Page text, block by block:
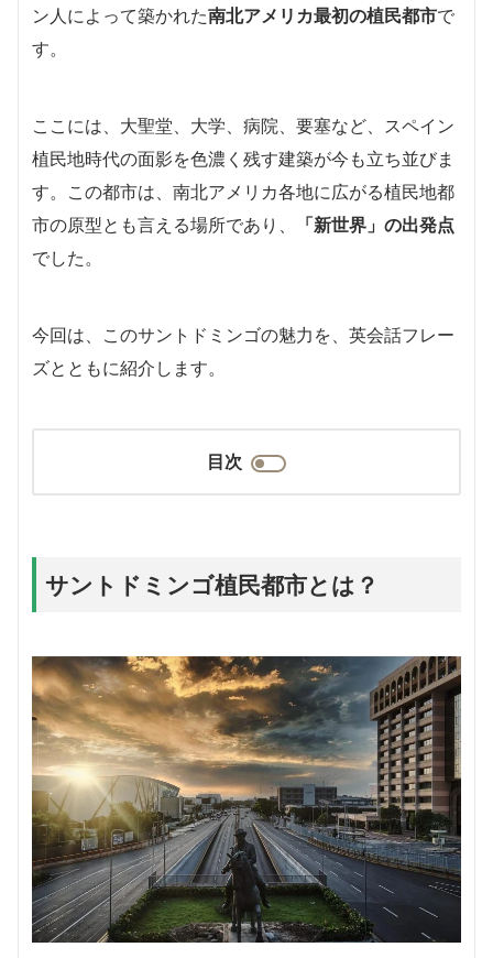
ン人によって築かれた南北アメリカ最初の植民都市で
す。
ここには、大聖堂、大学、病院、要塞など、スペイン
植民地時代の面影を色濃く残す建築が今も立ち並びま
す。この都市は、南北アメリカ各地に広がる植民地都
市の原型とも言える場所であり、
「新世界」の出発点
でした。
今回は、このサントドミンゴの魅力を、英会話フレー
ズとともに紹介します。
目次
サントドミンゴ植民都市とは？